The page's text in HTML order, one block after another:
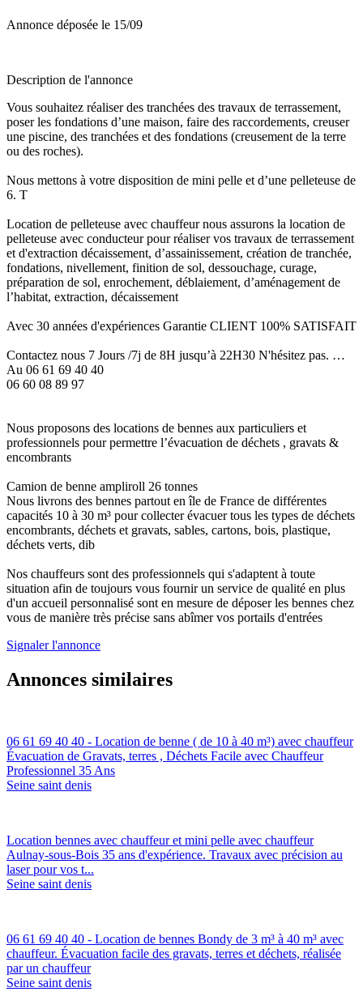
Annonce déposée le 15/09
Description de l'annonce
Vous souhaitez réaliser des tranchées des travaux de terrassement,
poser les fondations d’une maison, faire des raccordements, creuser
une piscine, des tranchées et des fondations (creusement de la terre
ou des roches).
Nous mettons à votre disposition de mini pelle et d’une pelleteuse de
6. T
Location de pelleteuse avec chauffeur nous assurons la location de
pelleteuse avec conducteur pour réaliser vos travaux de terrassement
et d'extraction décaissement, d’assainissement, création de tranchée,
fondations, nivellement, finition de sol, dessouchage, curage,
préparation de sol, enrochement, déblaiement, d’aménagement de
l’habitat, extraction, décaissement
Avec 30 années d'expériences Garantie CLIENT 100% SATISFAIT
Contactez nous 7 Jours /7j de 8H jusqu’à 22H30 N'hésitez pas. …
Au 06 61 69 40 40
06 60 08 89 97
Nous proposons des locations de bennes aux particuliers et
professionnels pour permettre l’évacuation de déchets , gravats &
encombrants
Camion de benne ampliroll 26 tonnes
Nous livrons des bennes partout en île de France de différentes
capacités 10 à 30 m³ pour collecter évacuer tous les types de déchets
encombrants, déchets et gravats, sables, cartons, bois, plastique,
déchets verts, dib
Nos chauffeurs sont des professionnels qui s'adaptent à toute
situation afin de toujours vous fournir un service de qualité en plus
d'un accueil personnalisé sont en mesure de déposer les bennes chez
vous de manière très précise sans abîmer vos portails d'entrées
Signaler l'annonce
Annonces similaires
06 61 69 40 40 - Location de benne ( de 10 à 40 m³) avec chauffeur
Évacuation de Gravats, terres , Déchets Facile avec Chauffeur
Professionnel 35 Ans
Seine saint denis
Location bennes avec chauffeur et mini pelle avec chauffeur
Aulnay-sous-Bois 35 ans d'expérience. Travaux avec précision au
laser pour vos t...
Seine saint denis
06 61 69 40 40 - Location de bennes Bondy de 3 m³ à 40 m³ avec
chauffeur. Évacuation facile des gravats, terres et déchets, réalisée
par un chauffeur
Seine saint denis